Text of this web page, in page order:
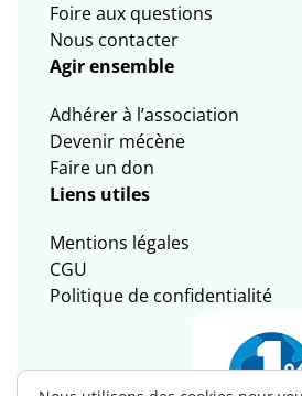
Foire aux questions
Nous contacter
Agir ensemble
Adhérer à l’association
Devenir mécène
Faire un don
Liens utiles
Mentions légales
CGU
Politique de confidentialité